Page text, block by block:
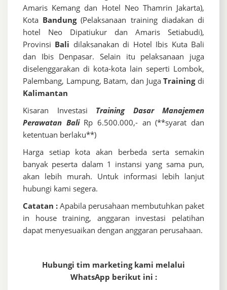
Amaris Kemang dan Hotel Neo Thamrin Jakarta),
Kota Bandung(Pelaksanaan training diadakan di
hotel Neo Dipatiukur dan Amaris Setiabudi),
Provinsi Bali dilaksanakan di Hotel Ibis Kuta Bali
dan Ibis Denpasar. Selain itu pelaksanaan juga
diselenggarakan di kota-kota lain seperti Lombok,
Palembang, Lampung, Batam, dan JugaTrainingdi
Kalimantan
Kisaran Investasi Training Dasar Manajemen
Perawatan Bali Rp 6.500.000,- an (**syarat dan
ketentuan berlaku**)
Harga setiap kota akan berbeda serta semakin
banyak peserta dalam 1 instansi yang sama pun,
akan lebih murah. Untuk informasi lebih lanjut
hubungi kami segera.
Catatan : Apabila perusahaan membutuhkan paket
in house training, anggaran investasi pelatihan
dapat menyesuaikan dengan anggaran perusahaan.
Hubungi tim marketing kami melalui
WhatsApp berikut ini :